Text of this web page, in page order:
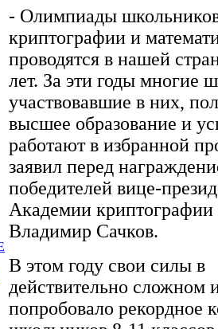
- Олимпиады
криптографии и
проводятся в нашей
лет. За эти годы многие
участвовавшие в них,
высшее образование и
работают в избранной
заявил перед
победителей вице-
Академии
Владимир Сачков.
В этом году свои силы в
действительно сложном
попробовало рекордное